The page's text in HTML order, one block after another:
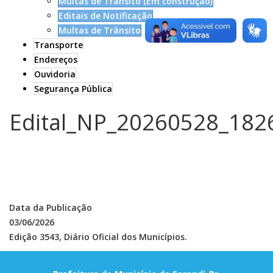
Editais de Notificação
Multas de Trânsito
Transporte
Endereços
Ouvidoria
Segurança Pública
Data da Publicação
03/06/2026
Edição 3543, Diário Oficial dos Municípios.